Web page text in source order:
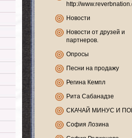
http://
Новости
Новости от друзей и
партнеров.
Опросы
Песни на продажу
Регина Кемпл
Рита Сабанадзе
СКАЧАЙ МИНУС И
София Лозина